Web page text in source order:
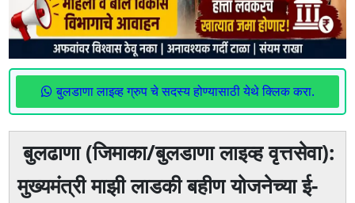
बुलडाणा लाइव्ह ग्रुप चे सदस्य होण्यासाठी येथे क्लिक करा.
बुलढाणा (जिमाका/बुलडाणा लाइव्ह वृत्तसेवा):
मुख्यमंत्री माझी लाडकी बहीण योजनेच्या ई-